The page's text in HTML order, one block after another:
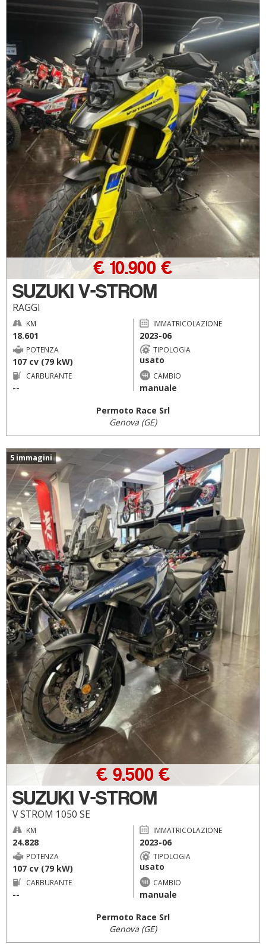
SUZUKI V-STROM
RAGGI
€ 10.900 €
KM
18.601
IMMATRICOLAZIONE
2023-06
POTENZA
107 cv (79 kW)
TIPOLOGIA
usato
CARBURANTE
--
CAMBIO
manuale
Permoto Race Srl
Genova (GE)
5 immagini
SUZUKI V-STROM
V STROM 1050 SE
€ 9.500 €
KM
24.828
IMMATRICOLAZIONE
2023-06
POTENZA
107 cv (79 kW)
TIPOLOGIA
usato
CARBURANTE
--
CAMBIO
manuale
Permoto Race Srl
Genova (GE)